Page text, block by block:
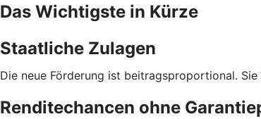
Das Wichtigste in Kürze
Staatliche Zulagen
Die neue Förderung ist beitragsproportional.
Renditechancen ohne